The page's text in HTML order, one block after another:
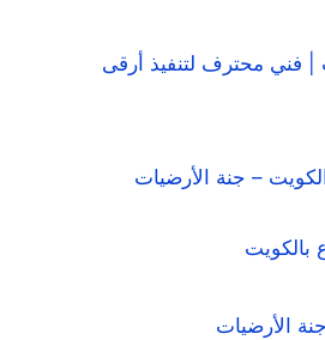
| فني محترف لتنفيذ أرقى
– جنة الأرضيات
بالكويت
الأرضيات